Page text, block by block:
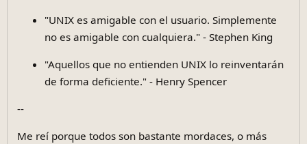
"UNIX es amigable con el usuario. Simplemente
no es amigable con cualquiera." - Stephen King
"Aquellos que no entienden UNIX lo reinventarán
de forma deficiente." - Henry Spencer
--
Me reí porque todos son bastante mordaces, o más